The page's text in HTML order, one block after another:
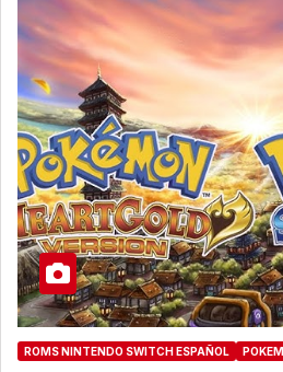
ROMS NINTENDO SWITCH ESPAÑOL